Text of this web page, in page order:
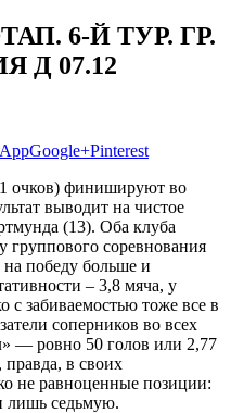
6-Й ТУР. ГР.
Д 07.12
Google+Pinterest
очков) финишируют во
выводит на чистое
(13). Оба клуба
группового соревнования
победу больше и
– 3,8 мяча, у
с забиваемостью тоже все в
соперников во всех
— ровно 50 голов или 2,77
правда, в своих
не равноценные позиции:
лишь седьмую.